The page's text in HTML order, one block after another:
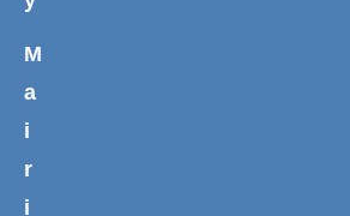
M
a
i
r
i